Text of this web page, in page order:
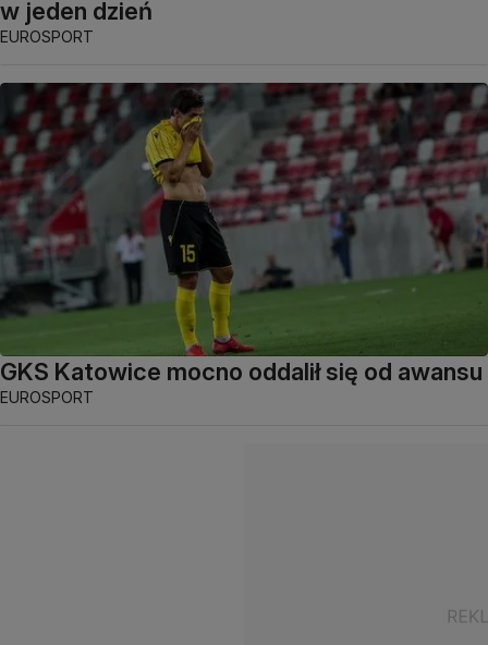
w jeden dzień
EUROSPORT
GKS Katowice mocno oddalił się od awansu
EUROSPORT